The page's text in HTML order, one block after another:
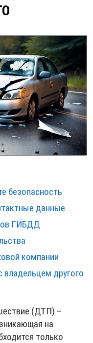
безопасность
данные
ГИБДД
компании
владельцем другого
(ДТП) –
на
только